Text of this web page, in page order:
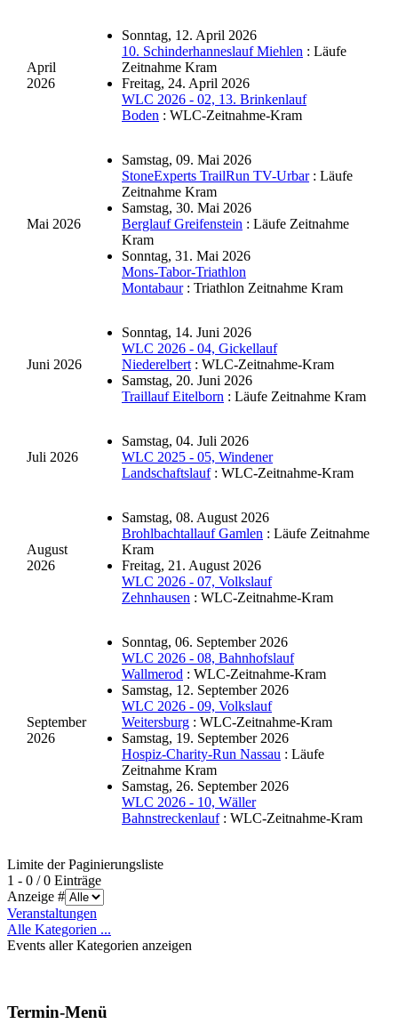
April
2026
Sonntag, 12. April 2026
10. Schinderhanneslauf Miehlen : Läufe
Zeitnahme Kram
Freitag, 24. April 2026
WLC 2026 - 02, 13. Brinkenlauf
Boden : WLC-Zeitnahme-Kram
Mai 2026
Samstag, 09. Mai 2026
StoneExperts TrailRun TV-Urbar: Läufe
Zeitnahme Kram
Samstag, 30. Mai 2026
Berglauf Greifenstein : Läufe Zeitnahme
Kram
Sonntag, 31. Mai 2026
Mons-Tabor-Triathlon
Montabaur: Triathlon Zeitnahme Kram
Juni 2026
Sonntag, 14. Juni 2026
WLC 2026 - 04, Gickellauf
Niederelbert : WLC-Zeitnahme-Kram
Samstag, 20. Juni 2026
Traillauf Eitelborn : Läufe Zeitnahme Kram
Juli 2026
Samstag, 04. Juli 2026
WLC 2025 - 05, Windener
Landschaftslauf: WLC-Zeitnahme-Kram
August
2026
Samstag, 08. August 2026
Brohlbachtallauf Gamlen : Läufe Zeitnahme
Kram
Freitag, 21. August 2026
WLC 2026 - 07, Volkslauf
Zehnhausen : WLC-Zeitnahme-Kram
September
2026
Sonntag, 06. September 2026
WLC 2026 - 08, Bahnhofslauf
Wallmerod : WLC-Zeitnahme-Kram
Samstag, 12. September 2026
WLC 2026 - 09, Volkslauf
Weitersburg : WLC-Zeitnahme-Kram
Samstag, 19. September 2026
Hospiz-Charity-Run Nassau : Läufe
Zeitnahme Kram
Samstag, 26. September 2026
WLC 2026 - 10, Wäller
Bahnstreckenlauf: WLC-Zeitnahme-Kram
Limite der Paginierungsliste
1 - 0 / 0 Einträge
Anzeige #
Veranstaltungen
Alle Kategorien ...
Events aller Kategorien anzeigen
Termin-Menü